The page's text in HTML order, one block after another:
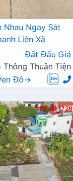
Ngay Sát
Liên Xã
Đất Đấu Giá
Thuận Tiện
Đô→
N 1726